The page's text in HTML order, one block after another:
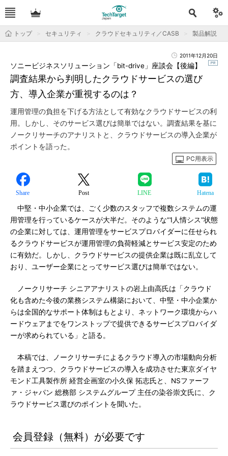
トップ セキュリティ クラウドセキュリティ／CASB 製品解説
2011年12月20日
調査結果から判明したクラウドサービスの選び
方、導入企業が重視するのは？
ソニービジネスソリューション「bit-drive」座談会【後編】
運用管理の負担を下げる方法として有効なクラウドサービスの利
用。しかし、そのサービス選びは簡単ではない。調査結果を基に
ノークリサーチのアナリストと、クラウドサービスの導入企業が
ポイントを語った。
PC用表示
Share Post LINE Hatena
中堅・中小企業では、ごく少数のスタッフで複数システムの運
用管理を行っているケースが大半だ。そのような“1人情シス”状態
の企業に対しては、運用管理をサービスプロバイダーに任せられ
るクラウドサービスが運用管理の負荷軽減とサービス安定のため
に有効だ。しかし、クラウドサービスの提供企業は既に乱立して
おり、ユーザー企業にとってサービス選びは簡単ではない。
ノークリサーチ シニアアナリストの岩上由高氏は「クラウド
化も含めた今後の業務システム構築において、中堅・中小企業か
らは全国的なサポート体制はもとより、ネットワーク環境からハ
ードウェアまでをワンストップで提供できるサービスプロバイダ
ーが求められている」と語る。
本稿では、ノークリサーチによるクラウド導入の市場動向分析
を踏まえつつ、クラウドサービスの導入を成功させた東京ダイヤ
モンド工具製作所 経営企画室の小久保 拓志氏と、NSファーフ
ァ・ジャパン 総務部 システムグループ 主任の染谷崇文氏に、ク
ラウドサービス選びのポイントを聞いた。
会員登録（無料）が必要です